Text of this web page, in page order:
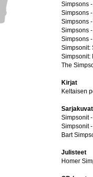
Simpsons
Simpsons
Simpsons
Simpsons
Simpsons
Simpsonit:
Simpsonit:
The
Kirjat
Keltaisen
Sarjakuvat
Simpsonit
Simpsonit
Bart
Julisteet
Homer